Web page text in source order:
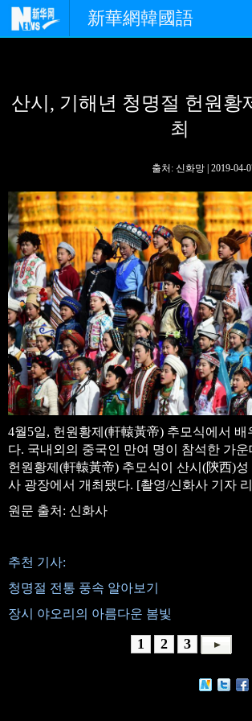
新華網韓國語
경제 사회
핫 TV
생생 중국어
산시, 기해년 청명절 헌원황
최
출처: 신화망 | 2019-04-
4월5일, 헌원황제(軒轅黃帝) 추모식에서 배
다. 국내외의 중국인 만여 명이 참석한 가
헌원황제(軒轅黃帝) 추모식이 산시(陝西)성
사 광장에서 개최됐다. [촬영/신화사 기자
원문 출처: 신화사
추천 기사:
청명절 전통 풍속 알아보기
장시 야오리의 아름다운 봄빛
1 2 3